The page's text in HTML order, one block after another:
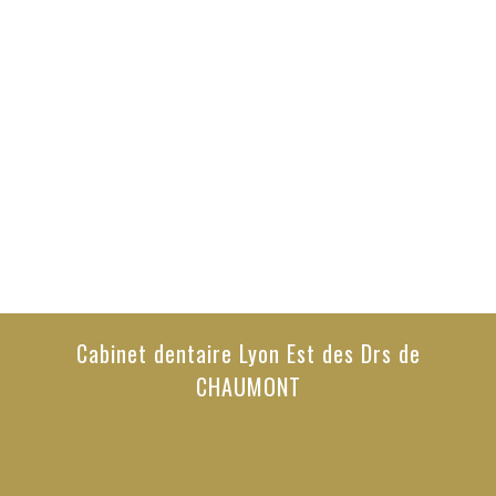
Cabinet dentaire Lyon Est des Drs de
CHAUMONT